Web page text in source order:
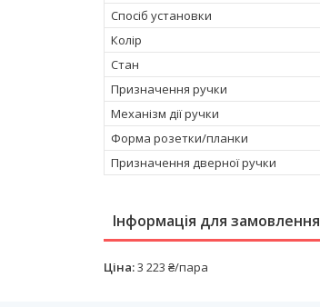
Спосіб установки
Колір
Стан
Призначення ручки
Механізм дії ручки
Форма розетки/планки
Призначення дверної ручки
Інформація для замовлення
Ціна:3 223 ₴/пара